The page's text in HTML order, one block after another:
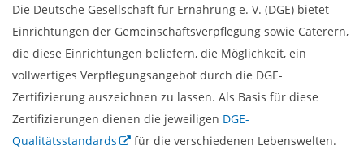
Die Deutsche Gesellschaft für Ernährung e. V. (DGE) bietet
Einrichtungen der Gemeinschaftsverpflegung sowie Caterern,
die diese Einrichtungen beliefern, die Möglichkeit, ein
vollwertiges Verpflegungsangebot durch die DGE-
Zertifizierung auszeichnen zu lassen. Als Basis für diese
Zertifizierungen dienen die jeweiligen DGE-
Qualitätsstandards
für die verschiedenen Lebenswelten.